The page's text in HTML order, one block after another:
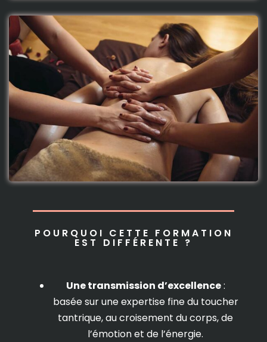
POURQUOI CETTE FORMATION
EST DIFFÉRENTE ?
Une transmission d’excellence:
basée sur une expertise fine du toucher
tantrique, au croisement du corps, de
l’émotion et de l’énergie.